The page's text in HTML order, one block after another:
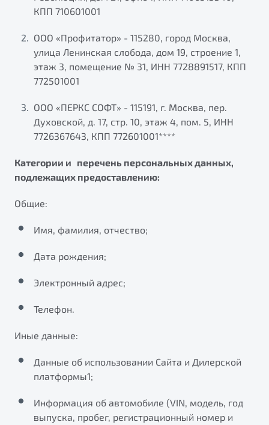
КПП 710601001
ООО «Профитатор» - 115280, город Москва,
улица Ленинская слобода, дом 19, строение 1,
этаж 3, помещение № 31, ИНН 7728891517, КПП
772501001
ООО «ПЕРКС СОФТ» - 115191, г. Москва, пер.
Духовской, д. 17, стр. 10, этаж 4, пом. 5, ИНН
7726367643, КПП 772601001****
Категории и перечень персональных данных,
подлежащих предоставлению:
Общие:
Имя, фамилия, отчество;
Дата рождения;
Электронный адрес;
Телефон.
Иные данные:
Данные об использовании Сайта и Дилерской
платформы1;
Информация об автомобиле (VIN, модель, год
выпуска, пробег, регистрационный номер и